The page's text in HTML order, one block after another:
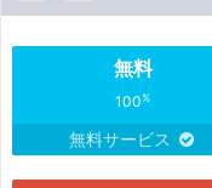
無料
100%
無料サービス